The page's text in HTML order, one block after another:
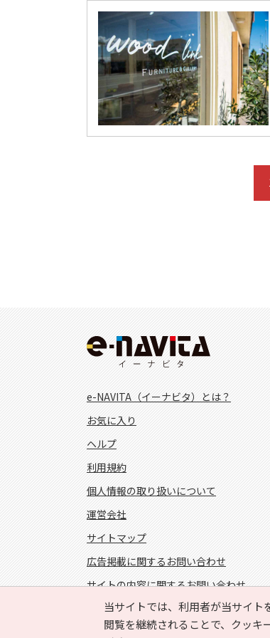
当サイトでは、利用者が当サイ
閲覧を継続されることで、クッキ
e-NAVITA（イーナビタ）とは？
お気に入り
ヘルプ
利用規約
個人情報の取り扱いについて
運営会社
サイトマップ
広告掲載に関するお問い合わせ
サイトの内容に関するお問い合わせ
FOLLOW US!